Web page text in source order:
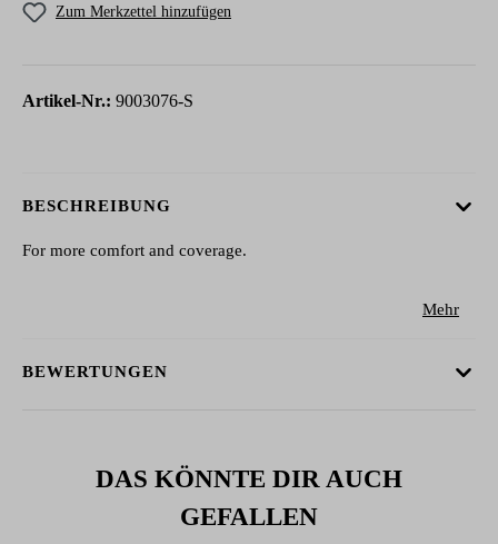
Zum Merkzettel hinzufügen
Artikel-Nr.: 9003076-S
BESCHREIBUNG
For more comfort and coverage.
Mehr
BEWERTUNGEN
DAS KÖNNTE DIR AUCH
GEFALLEN